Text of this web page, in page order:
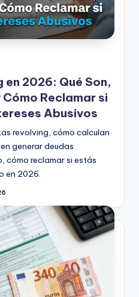
2026: Qué Son,
Reclamar si
Abusivos
revolving, cómo calculan
generar deudas
cómo reclamar si estás
en 2026.